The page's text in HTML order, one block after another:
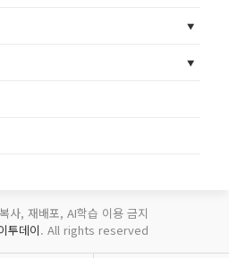
사, 재배포, AI학습 이용 금지
투데이. All rights reserved